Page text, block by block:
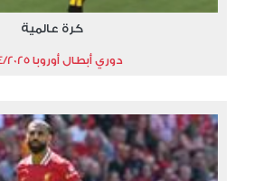
كرة عالمية
دوري أبطال أوروبا 2024/2025